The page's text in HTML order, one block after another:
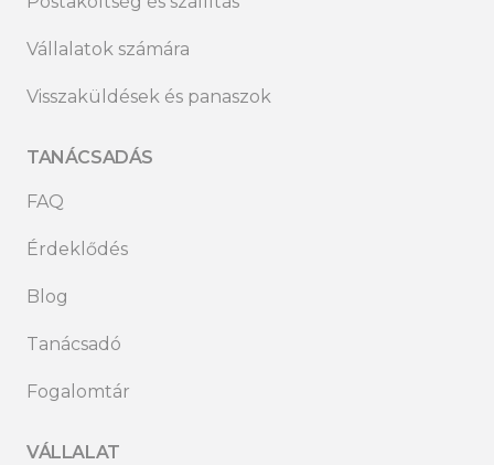
Vállalatok számára
Visszaküldések és panaszok
TANÁCSADÁS
FAQ
Érdeklődés
Blog
Tanácsadó
Fogalomtár
VÁLLALAT